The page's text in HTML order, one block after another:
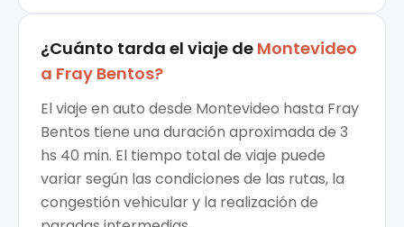
¿Cuánto tarda el viaje de Montevideo
a Fray Bentos?
El viaje en auto desde Montevideo hasta Fray
Bentos tiene una duración aproximada de 3
hs 40 min. El tiempo total de viaje puede
variar según las condiciones de las rutas, la
congestión vehicular y la realización de